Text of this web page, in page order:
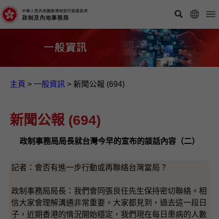
主頁 > 一般資訊​ > 新聞公報 (694)
新聞公報 (694)
政制事務局局長就台灣今早的宣布的談話內容（二）
記者：會否有進一步行動或再聯絡台灣當局？
政制事務局局長：我們會同張良任先生保持密切聯絡。相
信大家會理解溝通非常重要。大家都見到，過去這一段日
子，近期香港的情況開始穩定，我們現在每日患病的人數